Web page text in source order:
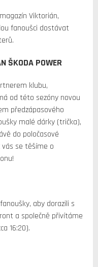
Viktorián,
fanoušci dostávat
ŠKODA POWER
klubu,
od této sezóny novou
předzápasového
malé dárky (trička),
do poločasové
se těšíme o
aby dorazili s
a společně přivítáme
16:20).